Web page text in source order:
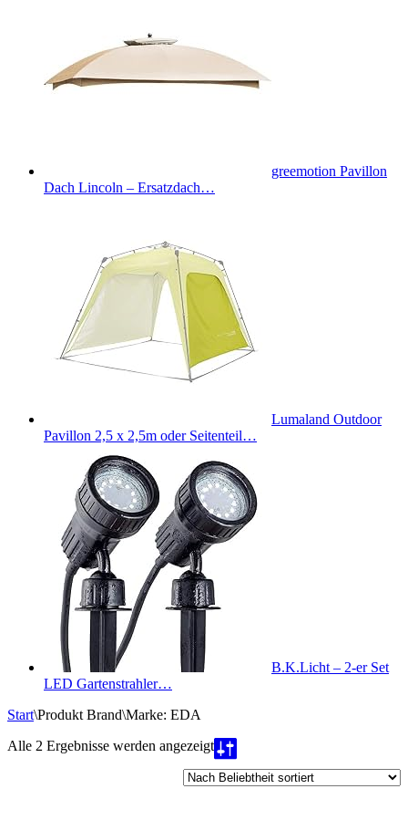
greemotion Pavillon
Dach Lincoln – Ersatzdach…
Lumaland Outdoor
Pavillon 2,5 x 2,5m oder Seitenteil…
B.K.Licht – 2-er Set
LED Gartenstrahler…
Start\Produkt Brand\Marke: EDA
Alle 2 Ergebnisse werden angezeigtNach
Beliebtheit
sortiert